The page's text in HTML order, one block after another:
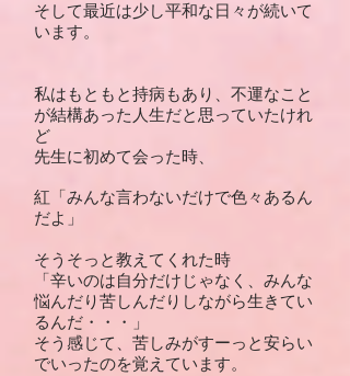
そして最近は少し平和な日々が続いて
います。
私はもともと持病もあり、不運なこと
が結構あった人生だと思っていたけれ
ど
先生に初めて会った時、
紅「みんな言わないだけで色々あるん
だよ」
そうそっと教えてくれた時
「辛いのは自分だけじゃなく、みんな
悩んだり苦しんだりしながら生きてい
るんだ・・・」
そう感じて、苦しみがすーっと安らい
でいったのを覚えています。